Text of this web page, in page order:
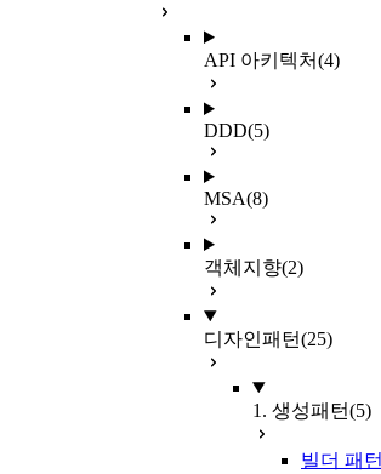
API 아키텍처(4)
DDD(5)
MSA(8)
객체지향(2)
디자인패턴(25)
1. 생성패턴(5)
빌더 패턴